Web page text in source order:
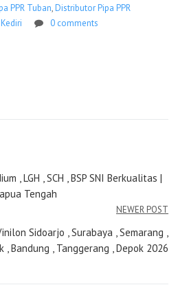
PPR Tuban,Distributor Pipa PPR
0 comments
, LGH , SCH , BSP SNI Berkualitas |
Tengah
NEWER POST
Sidoarjo , Surabaya , Semarang ,
, Bandung , Tanggerang , Depok 2026